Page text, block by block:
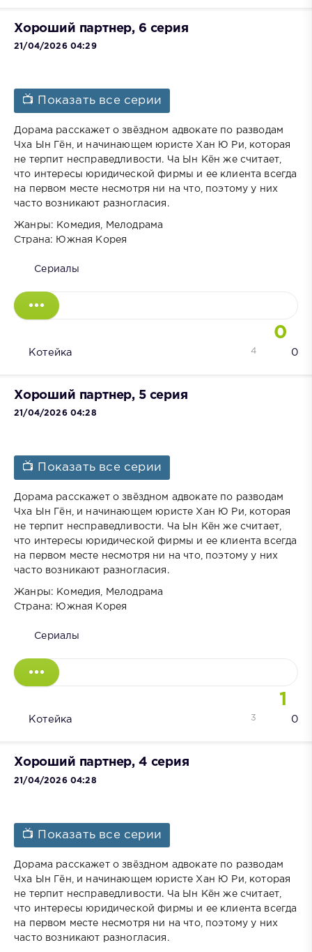
Хороший партнер, 6 серия
21/04/2026 04:29
📺 Показать все серии
Дорама расскажет о звёздном адвокате по разводам
Чха Ын Гён, и начинающем юристе Хан Ю Ри, которая
не терпит несправедливости. Ча Ын Кён же считает,
что интересы юридической фирмы и ее клиента всегда
на первом месте несмотря ни на что, поэтому у них
часто возникают разногласия.
Жанры: Комедия, Мелодрама
Страна: Южная Корея
Сериалы
0
Котейка 0
4
Хороший партнер, 5 серия
21/04/2026 04:28
📺 Показать все серии
Дорама расскажет о звёздном адвокате по разводам
Чха Ын Гён, и начинающем юристе Хан Ю Ри, которая
не терпит несправедливости. Ча Ын Кён же считает,
что интересы юридической фирмы и ее клиента всегда
на первом месте несмотря ни на что, поэтому у них
часто возникают разногласия.
Жанры: Комедия, Мелодрама
Страна: Южная Корея
Сериалы
1
Котейка 0
3
Хороший партнер, 4 серия
21/04/2026 04:28
📺 Показать все серии
Дорама расскажет о звёздном адвокате по разводам
Чха Ын Гён, и начинающем юристе Хан Ю Ри, которая
не терпит несправедливости. Ча Ын Кён же считает,
что интересы юридической фирмы и ее клиента всегда
на первом месте несмотря ни на что, поэтому у них
часто возникают разногласия.